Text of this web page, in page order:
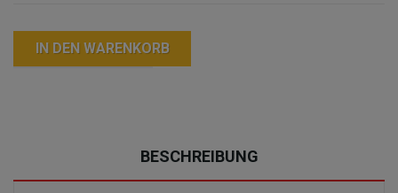
IN DEN WARENKORB
BESCHREIBUNG